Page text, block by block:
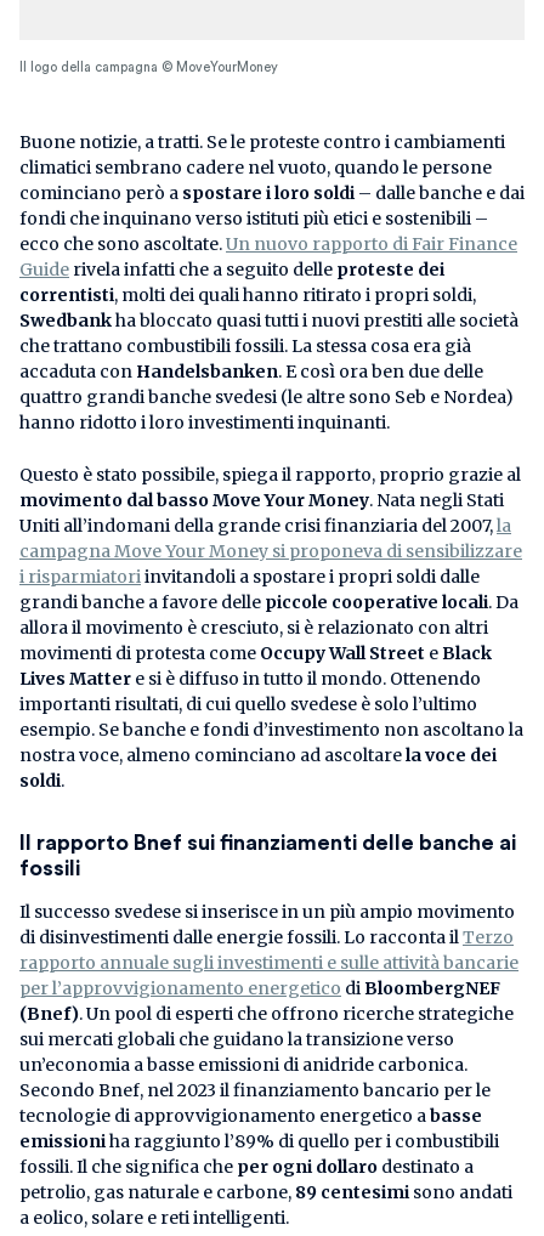
Il logo della campagna © MoveYourMoney
Buone notizie, a tratti. Se le proteste contro i cambiamenti
climatici sembrano cadere nel vuoto, quando le persone
cominciano però a spostare i loro soldi – dalle banche e dai
fondi che inquinano verso istituti più etici e sostenibili –
ecco che sono ascoltate.Un nuovo rapporto di Fair Finance
Guide rivela infatti che a seguito delle proteste dei
correntisti, molti dei quali hanno ritirato i propri soldi,
Swedbankha bloccato quasi tutti i nuovi prestiti alle società
che trattano combustibili fossili. La stessa cosa era già
accaduta con Handelsbanken. E così ora ben due delle
quattro grandi banche svedesi (le altre sono Seb e Nordea)
hanno ridotto i loro investimenti inquinanti.
Questo è stato possibile, spiega il rapporto, proprio grazie al
movimento dal basso Move Your Money. Nata negli Stati
Uniti all’indomani della grande crisi finanziaria del 2007,la
campagna Move Your Money si proponeva di sensibilizzare
i risparmiatoriinvitandoli a spostare i propri soldi dalle
grandi banche a favore delle piccole cooperative locali. Da
allora il movimento è cresciuto, si è relazionato con altri
movimenti di protesta come Occupy Wall Street eBlack
Lives Matter e si è diffuso in tutto il mondo. Ottenendo
importanti risultati, di cui quello svedese è solo l’ultimo
esempio. Se banche e fondi d’investimento non ascoltano la
nostra voce, almeno cominciano ad ascoltarela voce dei
soldi.
Il rapporto Bnef sui finanziamenti delle banche ai
fossili
Il successo svedese si inserisce in un più ampio movimento
di disinvestimenti dalle energie fossili. Lo racconta ilTerzo
rapporto annuale sugli investimenti e sulle attività bancarie
per l’approvvigionamento energetico diBloombergNEF
(Bnef). Un pool di esperti che offrono ricerche strategiche
sui mercati globali che guidano la transizione verso
un’economia a basse emissioni di anidride carbonica.
Secondo Bnef, nel 2023 il finanziamento bancario per le
tecnologie di approvvigionamento energetico abasse
emissioniha raggiunto l’89% di quello per i combustibili
fossili. Il che significa che per ogni dollaro destinato a
petrolio, gas naturale e carbone, 89 centesimi sono andati
a eolico, solare e reti intelligenti.